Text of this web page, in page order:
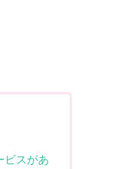
ビスがあ